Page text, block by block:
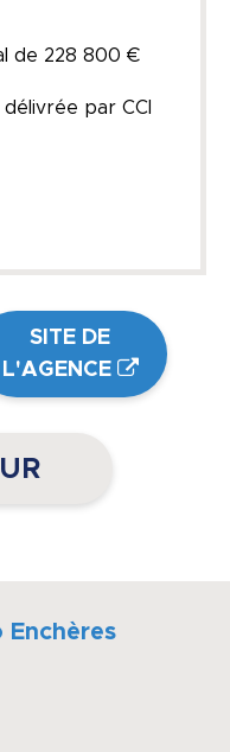
de 228 800 €
par CCI
SITE DE
L'AGENCE